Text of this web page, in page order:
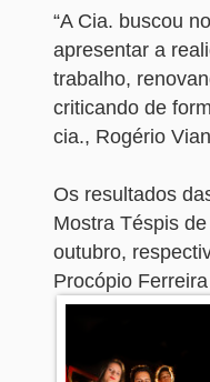
“A Cia. buscou
apresentar a
trabalho,
criticando de
cia., Rogério
Os resultados
Mostra Téspis
outubro,
Procópio